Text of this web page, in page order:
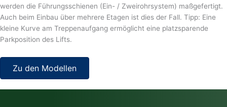
werden die Führungsschienen (Ein- / Zweirohrsystem) maßgefertigt.
Auch beim Einbau über mehrere Etagen ist dies der Fall. Tipp: Eine
kleine Kurve am Treppenaufgang ermöglicht eine platzsparende
Parkposition des Lifts.
Zu den Modellen